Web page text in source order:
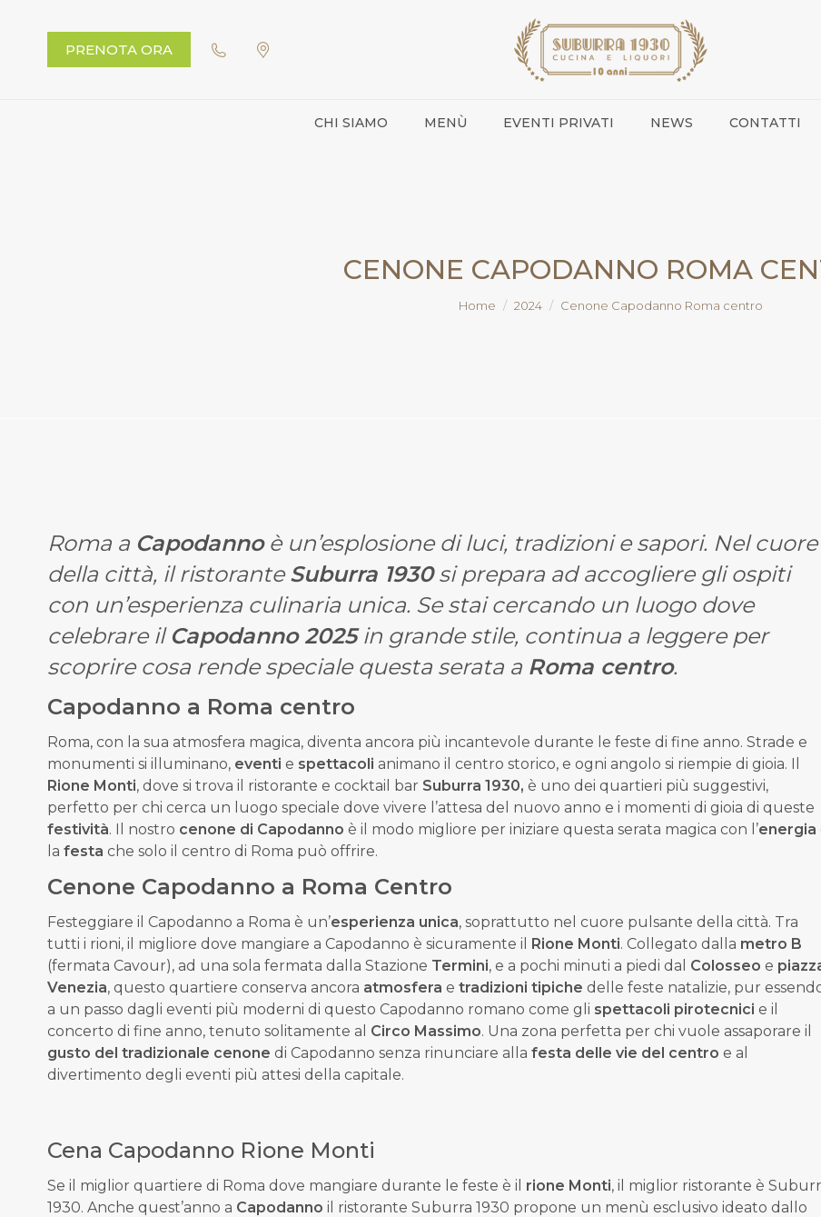
PRENOTA ORA
CHI SIAMO MENÙ EVENTI PRIVATI NEWS CONTATTI
CENONE CAPODANNO ROMA
You are here:
Home 2024 Cenone Capodanno Roma centro
Roma a Capodannoè un’esplosione di luci, tradizioni e sapori. Nel cuore
della città, il ristoranteSuburra 1930si prepara ad accogliere gli ospiti
con un’esperienza culinaria unica. Se stai cercando un luogo dove
celebrare il Capodanno 2025in grande stile, continua a leggere per
scoprire cosa rende speciale questa serata a Roma centro.
Capodanno a Roma centro
Roma, con la sua atmosfera magica, diventa ancora più incantevole durante le feste di fine anno. Strade e
monumenti si illuminano, eventi e spettacoli animano il centro storico, e ogni angolo si riempie di gioia. Il
Rione Monti, dove si trova il ristorante e cocktail bar Suburra 1930, è uno dei quartieri più suggestivi,
perfetto per chi cerca un luogo speciale dove vivere l’attesa del nuovo anno e i momenti di gioia di queste
festività. Il nostro cenone di Capodanno è il modo migliore per iniziare questa serata magica con l’energia
la festa che solo il centro di Roma può offrire.
Cenone Capodanno a Roma Centro
Festeggiare il Capodanno a Roma è un’esperienza unica, soprattutto nel cuore pulsante della città. Tra
tutti i rioni, il migliore dove mangiare a Capodanno è sicuramente il Rione Monti. Collegato dalla metro B
(fermata Cavour), ad una sola fermata dalla Stazione Termini, e a pochi minuti a piedi dal Colosseo e
Venezia, questo quartiere conserva ancora atmosfera e tradizioni tipiche delle feste natalizie, pur
a un passo dagli eventi più moderni di questo Capodanno romano come gli spettacoli pirotecnici e il
concerto di fine anno, tenuto solitamente al Circo Massimo. Una zona perfetta per chi vuole assaporare il
gusto del tradizionale cenone di Capodanno senza rinunciare alla festa delle vie del centro e al
divertimento degli eventi più attesi della capitale.
Cena Capodanno Rione Monti
Se il miglior quartiere di Roma dove mangiare durante le feste è il rione Monti, il miglior ristorante è
1930. Anche quest’anno a Capodanno il ristorante Suburra 1930 propone un menù esclusivo ideato dallo